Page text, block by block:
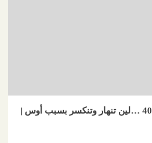
مسلسل حب ع ورق الحلقة 40 …لين تنهار وتنكسر بسبب أوس |